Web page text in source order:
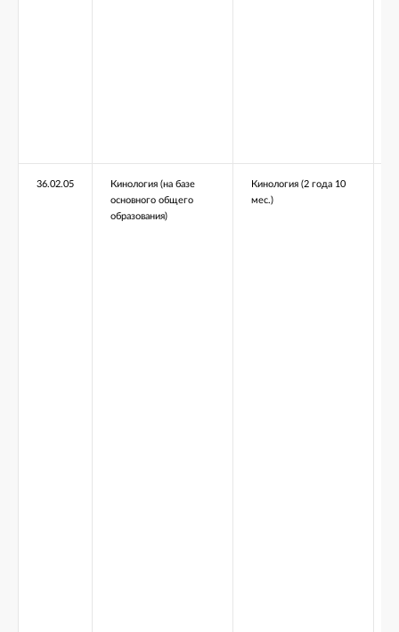
36.02.05
Кинология (на базе
основного общего
образования)
Кинология (2 года 10
мес.)